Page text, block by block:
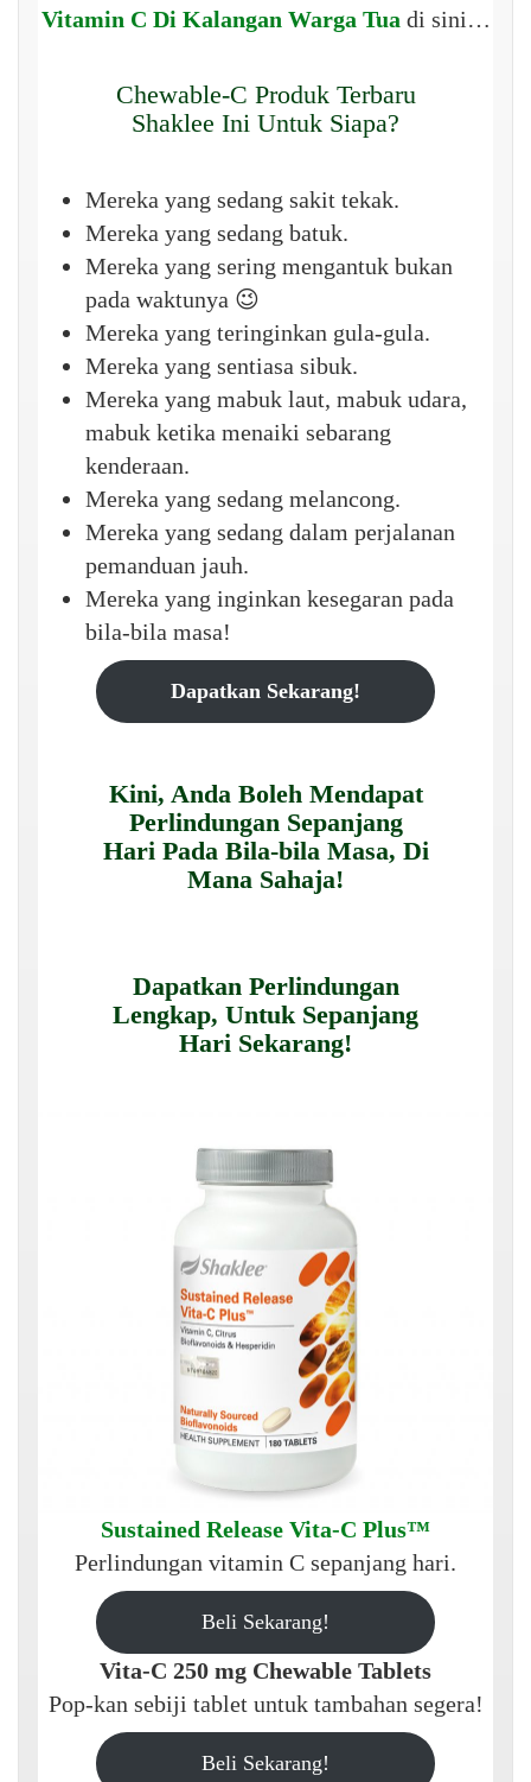
Vitamin C Di Kalangan Warga Tua di sini…
Chewable-C Produk Terbaru
Shaklee Ini Untuk Siapa?
Mereka yang sedang sakit tekak.
Mereka yang sedang batuk.
Mereka yang sering mengantuk bukan
pada waktunya 😉
Mereka yang teringinkan gula-gula.
Mereka yang sentiasa sibuk.
Mereka yang mabuk laut, mabuk udara,
mabuk ketika menaiki sebarang
kenderaan.
Mereka yang sedang melancong.
Mereka yang sedang dalam perjalanan
pemanduan jauh.
Mereka yang inginkan kesegaran pada
bila-bila masa!
Dapatkan Sekarang!
Kini, Anda Boleh Mendapat
Perlindungan Sepanjang
Hari Pada Bila-bila Masa, Di
Mana Sahaja!
Dapatkan Perlindungan
Lengkap, Untuk Sepanjang
Hari Sekarang!
Sustained Release Vita-C Plus™
Perlindungan vitamin C sepanjang hari.
Beli Sekarang!
Vita-C 250 mg Chewable Tablets
Pop-kan sebiji tablet untuk tambahan segera!
Beli Sekarang!